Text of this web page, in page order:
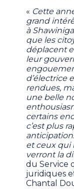
« Cette
grand
à
que les
déplacent
leur
d’électrice
rendues,
une belle
certains
c’est plus
et ceux qui
verront la
du Service
juridiques
Chantal